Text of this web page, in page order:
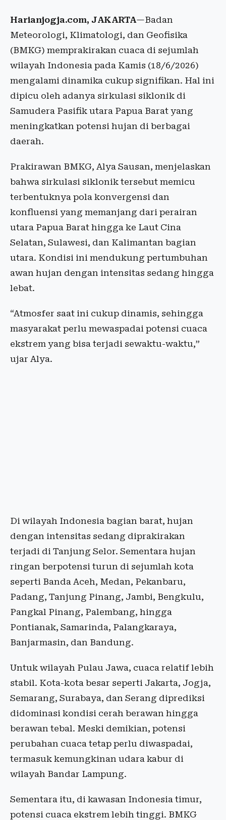
Harianjogja.com, JAKARTA—Badan
Meteorologi, Klimatologi, dan Geofisika
(BMKG) memprakirakan cuaca di sejumlah
wilayah Indonesia pada Kamis (18/6/2026)
mengalami dinamika cukup signifikan. Hal ini
dipicu oleh adanya sirkulasi siklonik di
Samudera Pasifik utara Papua Barat yang
meningkatkan potensi hujan di berbagai
daerah.
Prakirawan BMKG, Alya Sausan, menjelaskan
bahwa sirkulasi siklonik tersebut memicu
terbentuknya pola konvergensi dan
konfluensi yang memanjang dari perairan
utara Papua Barat hingga ke Laut Cina
Selatan, Sulawesi, dan Kalimantan bagian
utara. Kondisi ini mendukung pertumbuhan
awan hujan dengan intensitas sedang hingga
lebat.
“Atmosfer saat ini cukup dinamis, sehingga
masyarakat perlu mewaspadai potensi cuaca
ekstrem yang bisa terjadi sewaktu-waktu,”
ujar Alya.
Di wilayah Indonesia bagian barat, hujan
dengan intensitas sedang diprakirakan
terjadi di Tanjung Selor. Sementara hujan
ringan berpotensi turun di sejumlah kota
seperti Banda Aceh, Medan, Pekanbaru,
Padang, Tanjung Pinang, Jambi, Bengkulu,
Pangkal Pinang, Palembang, hingga
Pontianak, Samarinda, Palangkaraya,
Banjarmasin, dan Bandung.
Untuk wilayah Pulau Jawa, cuaca relatif lebih
stabil. Kota-kota besar seperti Jakarta, Jogja,
Semarang, Surabaya, dan Serang diprediksi
didominasi kondisi cerah berawan hingga
berawan tebal. Meski demikian, potensi
perubahan cuaca tetap perlu diwaspadai,
termasuk kemungkinan udara kabur di
wilayah Bandar Lampung.
Sementara itu, di kawasan Indonesia timur,
potensi cuaca ekstrem lebih tinggi. BMKG